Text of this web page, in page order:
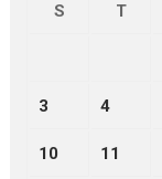
S
T
3 4
10 11